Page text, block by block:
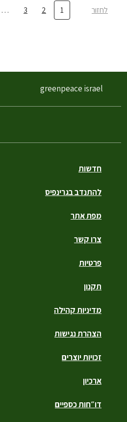
לחזור 1
2
3
…
חדשות
להתנדב בגרינפיס
מפת אתר
צרו קשר
פרטיות
תקנון
מדיניות קהילה
הצהרת נגישות
זכויות יוצרים
ארכיון
דו״חות כספיים